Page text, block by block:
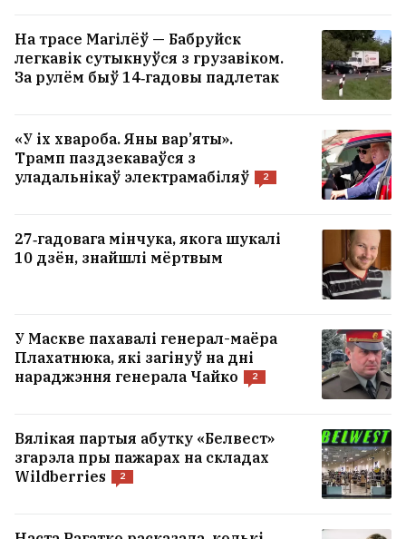
На трасе Магілёў — Бабруйск
легкавік сутыкнуўся з грузавіком.
За рулём быў 14‑гадовы падлетак
«У іх хвароба. Яны вар’яты».
Трамп паздзекаваўся з
уладальнікаў электрамабіляў
2
27‑гадовага мінчука, якога шукалі
10 дзён, знайшлі мёртвым
У Маскве пахавалі генерал-маёра
Плахатнюка, які загінуў на дні
нараджэння генерала Чайко
2
Вялікая партыя абутку «Белвест»
згарэла пры пажарах на складах
Wildberries
2
Чаму мужчын прыцягваюць
жаночыя азадкі? Навукоўцы і
гэта патлумачылі
34
Інфанціна выбачыўся за памылку, але
«Гэтыя аб'екты былі асуджаныя». Чаму
цэнтрах пад Кіевам такія цяжкія
10